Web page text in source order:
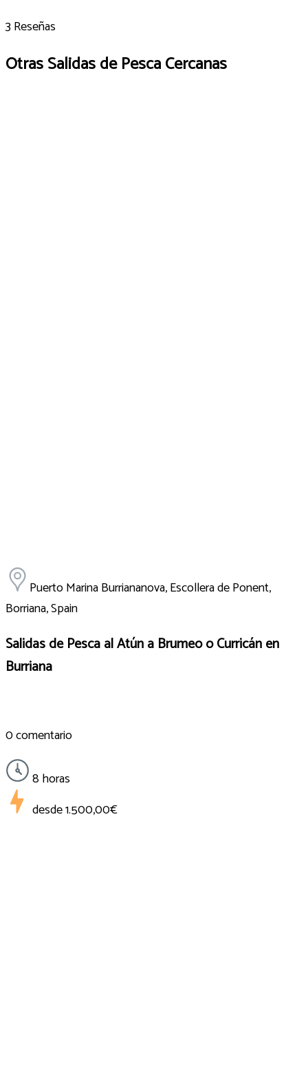
3 Reseñas
Otras Salidas de Pesca Cercanas
Puerto Marina Burriananova, Escollera de Ponent,
Borriana, Spain
Salidas de Pesca al Atún a Brumeo o Curricán en
Burriana
0 comentario
8 horas
desde1.500,00€